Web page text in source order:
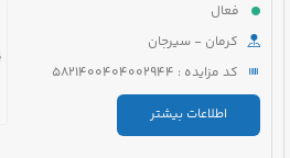
فعال
کرمان - سیرجان
کد مزایده : 5821400404002944
اطلاعات بیشتر